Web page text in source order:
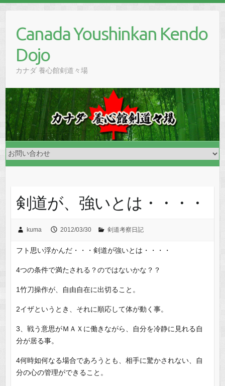
contentCanada Youshinkan Kendo
Dojo
カナダ 養心館剣道々場
剣道が、強いとは・・・・
kuma 2012/03/30 剣道考察日記
フト思い浮かんだ・・・剣道が強いとは・・・・
4つの条件で満たされる？のではないかな？？
1竹刀操作が、自由自在に出切ること。
2イザというとき、それに順応して体が動く事。
3、戦う意思がＭＡＸに働きながら、自分を冷静に見れる自
分が居る事。
4何時如何なる場合であろうとも、相手に驚かされない、自
分の心の管理ができること。